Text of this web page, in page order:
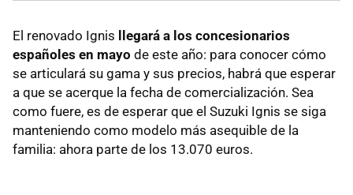
El renovado Ignis llegará a los concesionarios
españoles en mayo de este año: para conocer cómo
se articulará su gama y sus precios, habrá que esperar
a que se acerque la fecha de comercialización. Sea
como fuere, es de esperar que el Suzuki Ignis se siga
manteniendo como modelo más asequible de la
familia: ahora parte de los 13.070 euros.